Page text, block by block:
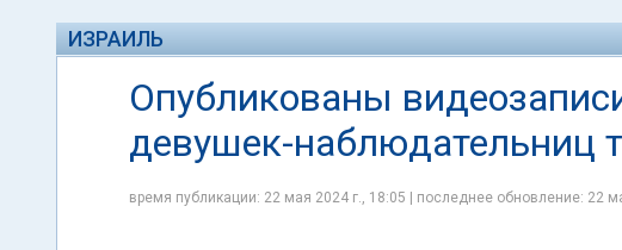
ИЗРАИЛЬ
Опубликованы
девушек-наблюдательниц
время публикации: 22 мая 2024 г., 18:05 | последнее обновление: 22